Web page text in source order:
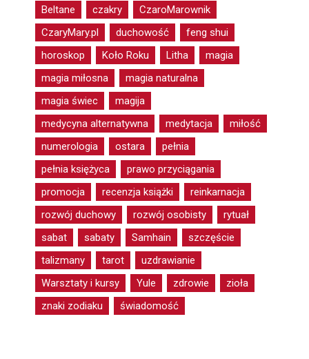
Beltane
czakry
CzaroMarownik
CzaryMary.pl
duchowość
feng shui
horoskop
Koło Roku Litha
magia
magia miłosna
magia naturalna
magia świec
magija
medycyna alternatywna
medytacja
miłość
numerologia
ostara
pełnia
pełnia księżyca
prawo przyciągania
promocja
recenzja książki
reinkarnacja
rozwój duchowy
rozwój osobisty
rytuał
sabat
sabaty Samhain
szczęście
talizmany
tarot
uzdrawianie
Warsztaty i kursy
Yule zdrowie
zioła
znaki zodiaku
świadomość